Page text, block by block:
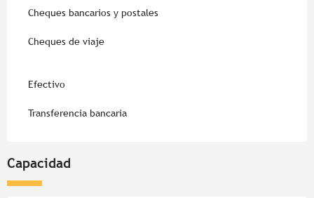
Cheques bancarios y postales
Cheques de viaje
Efectivo
Transferencia bancaria
Capacidad